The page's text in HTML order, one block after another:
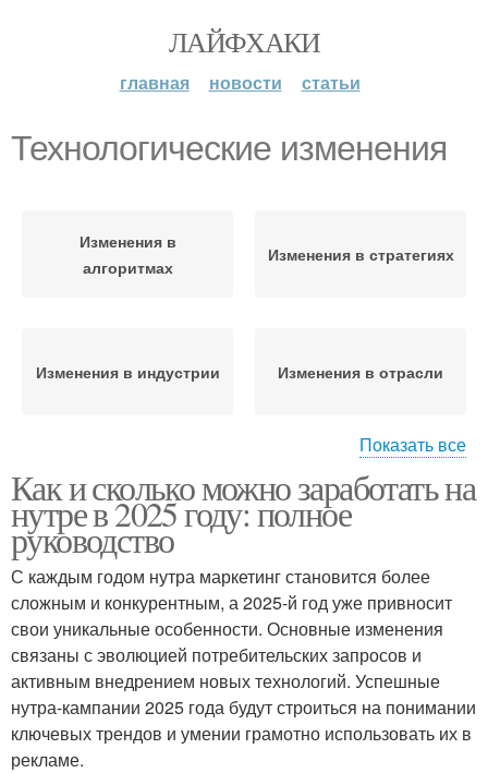
ЛАЙФХАКИ
главная новости статьи
Технологические изменения
Изменения в
алгоритмах
Изменения в стратегиях
Изменения в индустрии Изменения в отрасли
изменения
Изменения на работу
Изменения в
законодательстве
Показать все
Как и сколько можно заработать на
нутре в 2025 году: полное
руководство
С каждым годом нутра маркетинг становится более
сложным и конкурентным, а 2025-й год уже привносит
свои уникальные особенности. Основные изменения
связаны с эволюцией потребительских запросов и
активным внедрением новых технологий. Успешные
нутра-кампании 2025 года будут строиться на понимании
ключевых трендов и умении грамотно использовать их в
рекламе.